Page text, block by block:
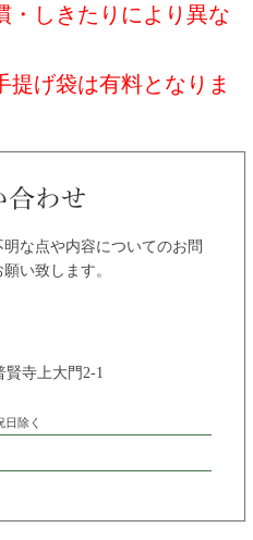
しきたりにより異な
げ袋は有料となりま
な点や内容についてのお問
い致します。
賢寺上大門2-1
除く